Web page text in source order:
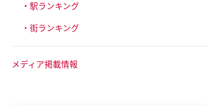
・駅ランキング
・街ランキング
メディア掲載情報